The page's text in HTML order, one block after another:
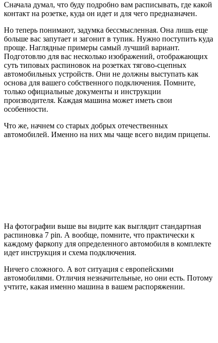
Сначала думал, что буду подробно вам расписывать, где какой
контакт на розетке, куда он идет и для чего предназначен.
Но теперь понимают, задумка бессмысленная. Она лишь еще
больше вас запутает и загонит в тупик. Нужно поступить куда
проще. Наглядные примеры самый лучший вариант.
Подготовлю для вас несколько изображений, отображающих
суть типовых распиновок на розетках тягово-сцепных
автомобильных устройств. Они не должны выступать как
основа для вашего собственного подключения. Помните,
только официальные документы и инструкции
производителя. Каждая машина может иметь свои
особенности.
Что же, начнем со старых добрых отечественных
автомобилей. Именно на них мы чаще всего видим прицепы.
На фотографии выше вы видите как выглядит стандартная
распиновка 7 pin. А вообще, помните, что практически к
каждому фаркопу для определенного автомобиля в комплекте
идет инструкция и схема подключения.
Ничего сложного. А вот ситуация с европейскими
автомобилями. Отличия незначительные, но они есть. Потому
учтите, какая именно машина в вашем распоряжении.